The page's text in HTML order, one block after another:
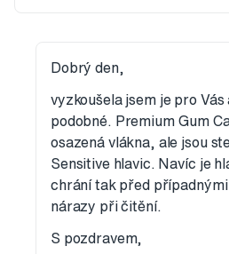
Dobrý den,
vyzkoušela jsem je pro
podobné. Premium Gum
osazená vlákna, ale jsou
Sensitive hlavic. Navíc je
chrání tak před
nárazy při čitění.
S pozdravem,